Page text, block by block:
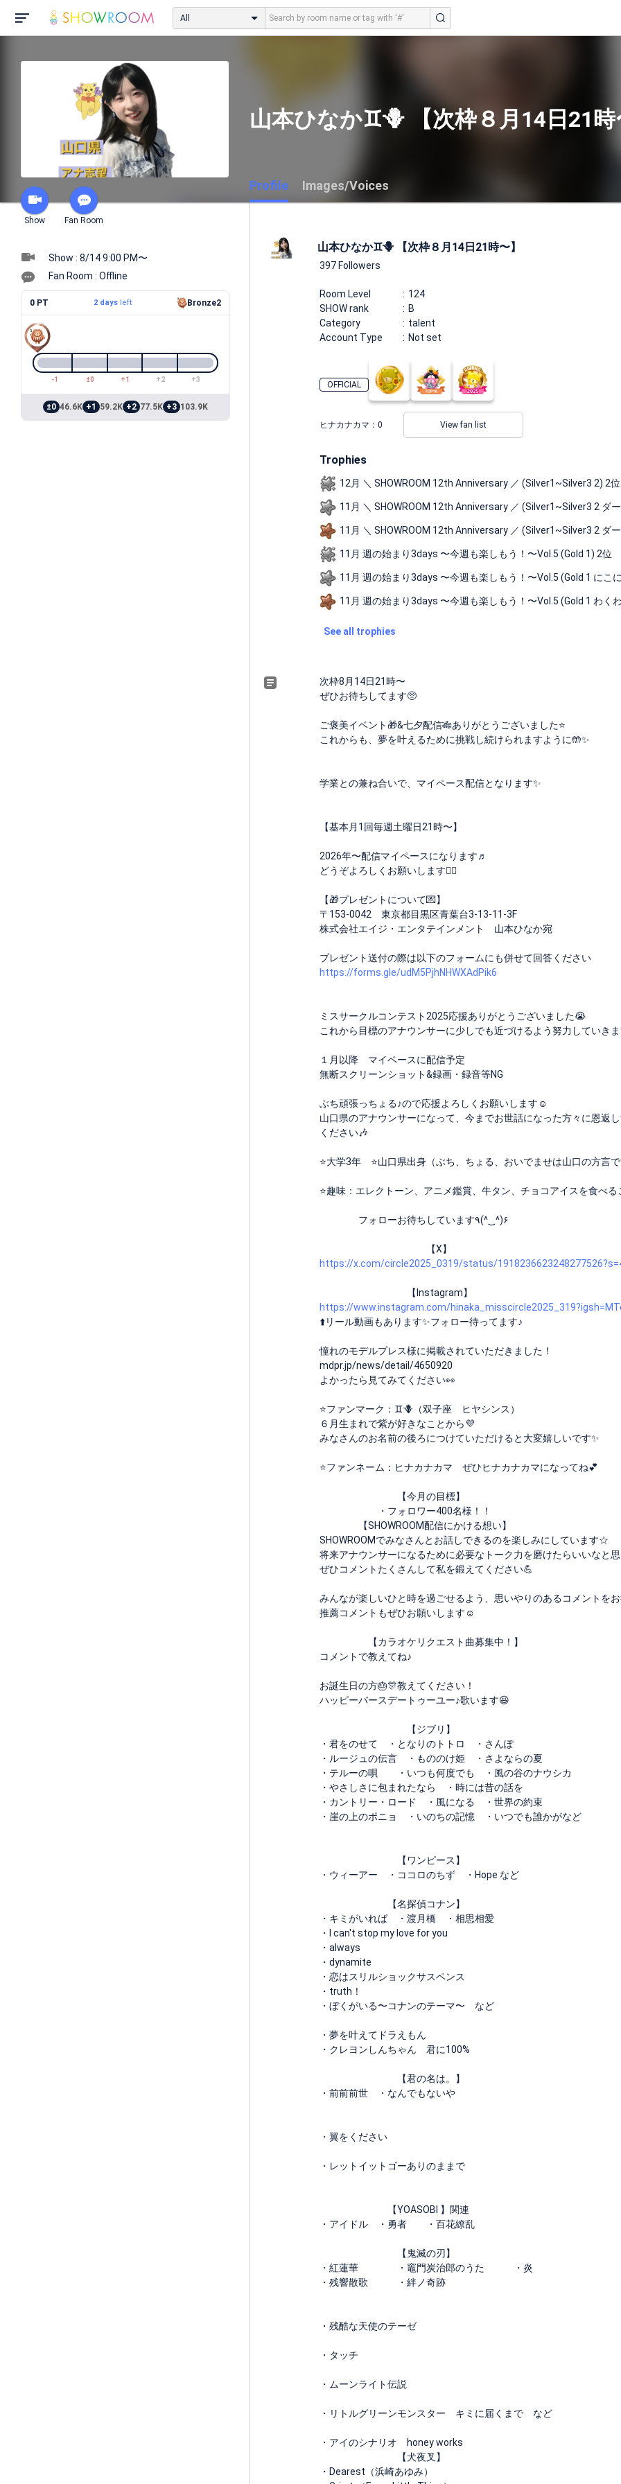
All
Show Fan Room
山本ひなか♊️🪻 【次枠８月14日21時
Profile Images/Voices
Show : 8/14 9:00 PM〜
Fan Room : Offline
0 PT 2 days left Bronze2
-1 ±0 +1 +2 +3
±0 46.6K +1 59.2K +2 77.5K +3 103.9K
山本ひなか♊️🪻 【次枠８月14日21時〜】
397 Followers
Room Level
124
SHOW rank
B
Category
talent
Account Type
Not set
OFFICIAL
ヒナカナカマ： 0 View fan list
Trophies
12月 ＼ SHOWROOM 12th Anniversary ／ (Silver1~Silver3 2) 2位
11月 ＼ SHOWROOM 12th Anniversary ／ (Silver1~Silver3 2 ダ
11月 ＼ SHOWROOM 12th Anniversary ／ (Silver1~Silver3 2 ダ
11月 週の始まり3days 〜今週も楽しもう！〜Vol.5 (Gold 1) 2位
11月 週の始まり3days 〜今週も楽しもう！〜Vol.5 (Gold 1 にこ
11月 週の始まり3days 〜今週も楽しもう！〜Vol.5 (Gold 1 わく
See all trophies
次枠8月14日21時〜
ぜひお待ちしてます🥺
ご褒美イベント🎁&七夕配信🎋ありがとうございました⭐️
これからも、夢を叶えるために挑戦し続けられますように🤲✨
学業との兼ね合いで、マイペース配信となります✨
【基本月1回毎週土曜日21時〜】
2026年〜配信マイペースになります♬
どうぞよろしくお願いします🙇‍♀️
【🎁プレゼントについて💌】
〒153-0042 東京都目黒区青葉台3-13-11-3F
株式会社エイジ・エンタテインメント 山本ひなか宛
プレゼント送付の際は以下のフォームにも併せて回答ください
https://forms.gle/udM5PjhNHWXAdPik6
ミスサークルコンテスト2025応援ありがとうございました😭
これから目標のアナウンサーに少しでも近づけるよう努力していき
１月以降 マイペースに配信予定
無断スクリーンショット&録画・録音等NG
ぶち頑張っちょる♪ので応援よろしくお願いします☺️
山口県のアナウンサーになって、今までお世話になった方々に恩返
ください🎶
⭐️大学3年 ⭐️山口県出身（ぶち、ちょる、おいでませは山口の方言で
⭐️趣味：エレクトーン、アニメ鑑賞、牛タン、チョコアイスを食べる
フォローお待ちしています٩(^‿^)۶
【X】
https://x.com/circle2025_0319/status/
【Instagram】
https://www.instagram.com/
⬆️リール動画もあります✨フォロー待ってます♪
憧れのモデルプレス様に掲載されていただきました！
mdpr.jp/news/detail/4650920
よかったら見てみてください👀
⭐️ファンマーク：♊️🪻（双子座 ヒヤシンス）
６月生まれで紫が好きなことから💜
みなさんのお名前の後ろにつけていただけると大変嬉しいです✨
⭐️ファンネーム：ヒナカナカマ ぜひヒナカナカマになってね💕
【今月の目標】
・フォロワー400名様！！
【SHOWROOM配信にかける想い】
SHOWROOMでみなさんとお話しできるのを楽しみにしています☆
将来アナウンサーになるために必要なトーク力を磨けたらいいなと思
ぜひコメントたくさんして私を鍛えてください💪
みんなが楽しいひと時を過ごせるよう、思いやりのあるコメントを
推薦コメントもぜひお願いします☺️
【カラオケリクエスト曲募集中！】
コメントで教えてね♪
お誕生日の方🎂🎊教えてください！
ハッピーバースデートゥーユー♪歌います😆
【ジブリ】
・君をのせて ・となりのトトロ ・さんぽ
・ルージュの伝言 ・もののけ姫 ・さよならの夏
・テルーの唄 ・いつも何度でも ・風の谷のナウシカ
・やさしさに包まれたなら ・時には昔の話を
・カントリー・ロード ・風になる ・世界の約束
・崖の上のポニョ ・いのちの記憶 ・いつでも誰かがなど
【ワンピース】
・ウィーアー ・ココロのちず ・Hope など
【名探偵コナン】
・キミがいれば ・渡月橋 ・相思相愛
・I can't stop my love for you
・always
・dynamite
・恋はスリルショックサスペンス
・truth！
・ぼくがいる〜コナンのテーマ〜 など
・夢を叶えてドラえもん
・クレヨンしんちゃん 君に100%
【君の名は。】
・前前前世 ・なんでもないや
・翼をください
・レットイットゴーありのままで
【YOASOBI 】関連
・アイドル ・勇者 ・百花繚乱
【鬼滅の刃】
・紅蓮華 ・竈門炭治郎のうた ・炎
・残響散歌 ・絆ノ奇跡
・残酷な天使のテーゼ
・タッチ
・ムーンライト伝説
・リトルグリーンモンスター キミに届くまで など
・アイのシナリオ honey works
【犬夜叉】
・Dearest（浜崎あゆみ）